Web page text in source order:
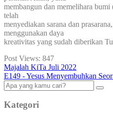
membangun dan memelihara
telah
menyediakan sarana dan
menggunakan daya
kreativitas yang sudah diberikan
Post Views: 847
Majalah KiTa Juli 2022
E149 - Yesus Menyembuhkan
Kategori